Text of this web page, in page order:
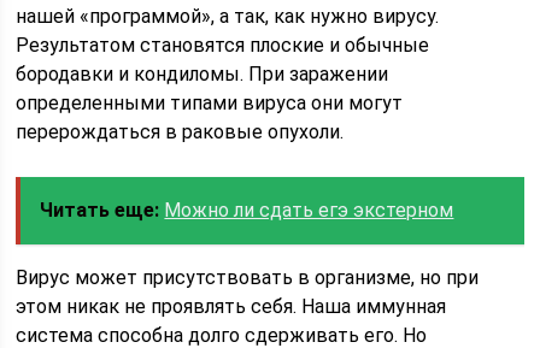
нашей «программой», а так, как нужно вирусу.
Результатом становятся плоские и обычные
бородавки и кондиломы. При заражении
определенными типами вируса они могут
перерождаться в раковые опухоли.
Читать еще: Можно ли сдать егэ экстерном
Вирус может присутствовать в организме, но при
этом никак не проявлять себя. Наша иммунная
система способна долго сдерживать его. Но